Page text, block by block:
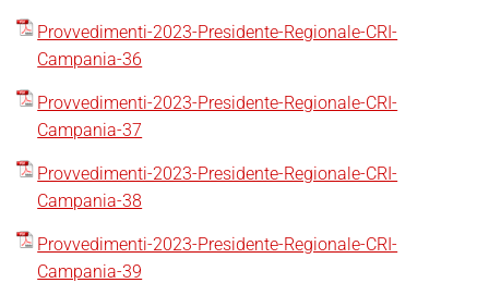
Provvedimenti-2023-Presidente-Regionale-CRI-
Campania-36
Provvedimenti-2023-Presidente-Regionale-CRI-
Campania-37
Provvedimenti-2023-Presidente-Regionale-CRI-
Campania-38
Provvedimenti-2023-Presidente-Regionale-CRI-
Campania-39